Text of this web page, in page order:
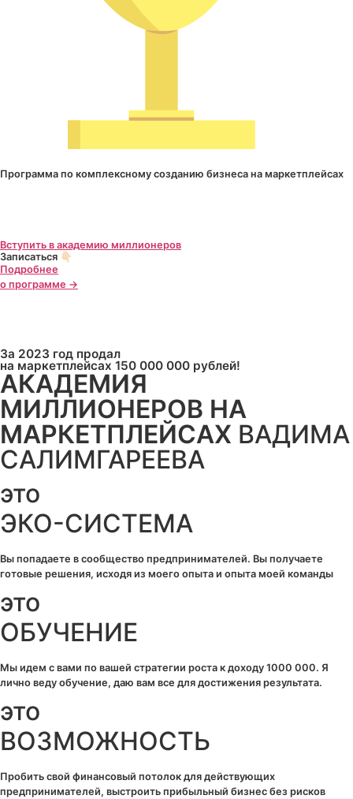
Программа по комплексному созданию бизнеса на маркетплейсах
Вступить в академию миллионеров
Записаться 👇🏻
Подробнее
о программе →
За 2023 год продал
на маркетплейсах 150 000 000 рублей!
АКАДЕМИЯ
МИЛЛИОНЕРОВ НА
МАРКЕТПЛЕЙСАХ ВАДИМА
САЛИМГАРЕЕВА
это
ЭКО-СИСТЕМА
Вы попадаете в сообщество предпринимателей. Вы получаете
готовые решения, исходя из моего опыта и опыта моей команды
это
ОБУЧЕНИЕ
Мы идем с вами по вашей стратегии роста к доходу 1000 000. Я
лично веду обучение, даю вам все для достижения результата.
это
ВОЗМОЖНОСТЬ
Пробить свой финансовый потолок для действующих
предпринимателей, выстроить прибыльный бизнес без рисков